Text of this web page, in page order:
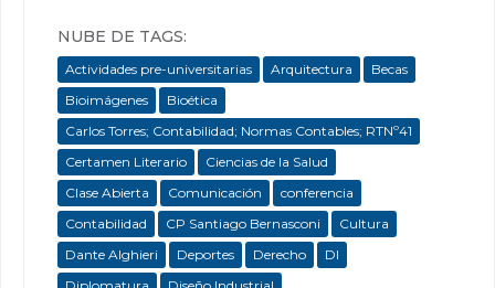
NUBE DE TAGS:
Actividades pre-universitarias Arquitectura
Becas
Bioimágenes
Bioética
Carlos Torres; Contabilidad; Normas Contables; RTNº41
Certamen Literario
Ciencias de la Salud
Clase Abierta
Comunicación
conferencia
Contabilidad
CP Santiago Bernasconi
Cultura
Dante Alghieri
Deportes Derecho
DI